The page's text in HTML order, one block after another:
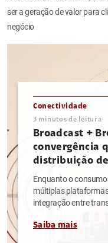
ser a geração de valor para
negócio
Conectividade
3 minutos de leitura
Broadcast +
convergência
distribuição
Enquanto o
múltiplas
integração entre
Saiba mais